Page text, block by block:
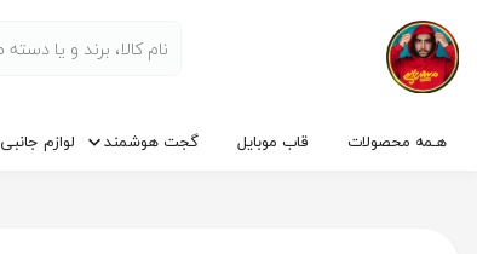
هـمه محصولات قاب موبایل گجت هوشمند لوازم جانبی